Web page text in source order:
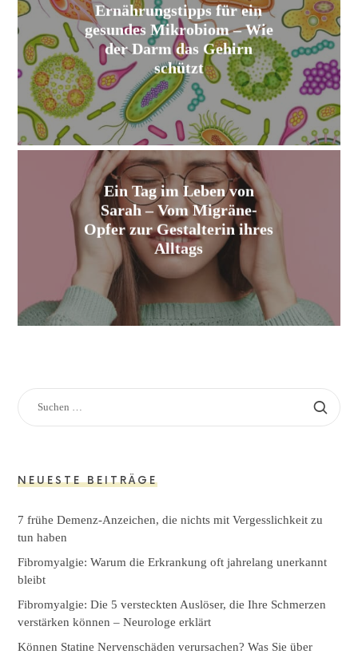
Ernährungstipps für ein
gesundes Mikrobiom – Wie
der Darm das Gehirn
schützt
Ein Tag im Leben von
Sarah – Vom Migräne-
Opfer zur Gestalterin ihres
Alltags
NEUESTE BEITRÄGE
7 frühe Demenz-Anzeichen, die nichts mit Vergesslichkeit zu
tun haben
Fibromyalgie: Warum die Erkrankung oft jahrelang unerkannt
bleibt
Fibromyalgie: Die 5 versteckten Auslöser, die Ihre Schmerzen
verstärken können – Neurologe erklärt
Können Statine Nervenschäden verursachen? Was Sie über